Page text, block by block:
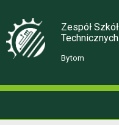
Content
navigation
Zespół Szkół
Technicznych
Bytom